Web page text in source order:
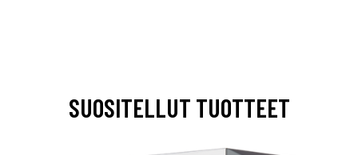
SUOSITELLUT TUOTTEET